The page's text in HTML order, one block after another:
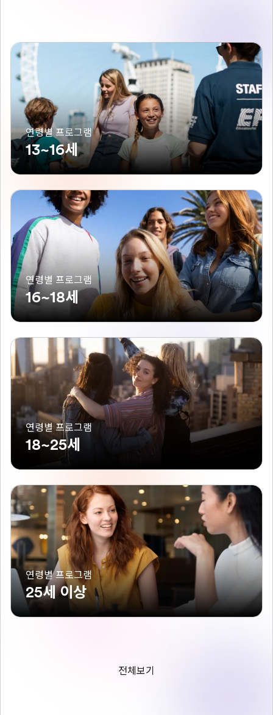
연령별 프로그램
13~16세
연령별 프로그램
16~18세
연령별 프로그램
18~25세
연령별 프로그램
25세 이상
전체보기